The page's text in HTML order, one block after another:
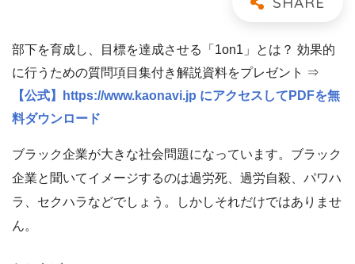
部下を育成し、目標を達成させる「1on1」とは？ 効果的
に行うための質問項目集付き解説資料をプレゼント ⇒
【公式】https://www.kaonavi.jp にアクセスしてPDFを無
料ダウンロード
ブラック企業が大きな社会問題になっています。ブラック
企業と聞いてイメージするのは過労死、過労自殺、パワハ
ラ、セクハラなどでしょう。しかしそれだけではありませ
ん。